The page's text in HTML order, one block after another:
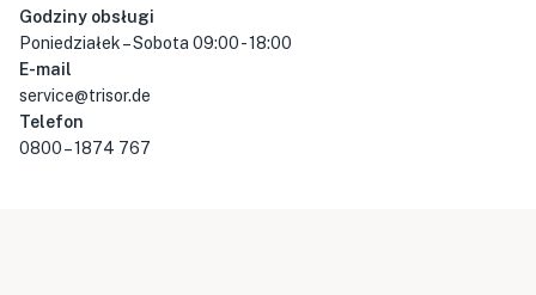
Godziny obsługi
Poniedziałek – Sobota 09:00 - 18:00
E-mail
service@trisor.de
Telefon
0800 – 1874 767